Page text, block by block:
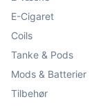
E-Cigaret
Coils
Tanke & Pods
Mods & Batterier
Tilbehør